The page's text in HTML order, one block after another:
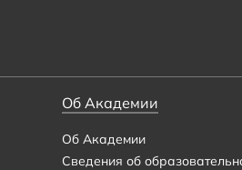
Об Академии
Об Академии
Сведения об